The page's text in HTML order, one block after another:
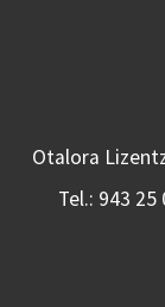
Otalora
Tel.: 943